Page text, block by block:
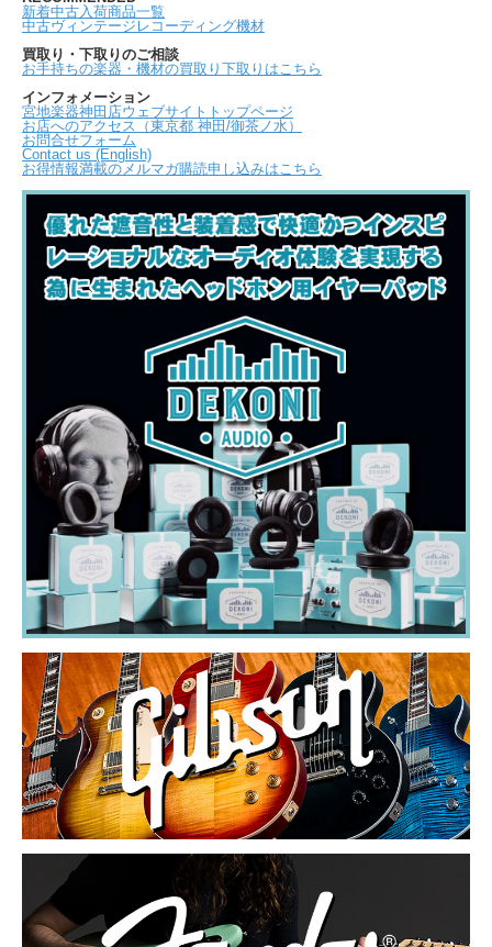
新着中古入荷商品一覧
中古ヴィンテージレコーディング機材
買取り・下取りのご相談
お手持ちの楽器・機材の買取り下取りはこちら
インフォメーション
宮地楽器神田店ウェブサイトトップページ
お店へのアクセス（東京都 神田/御茶ノ水）
お問合せフォーム
Contact us (English)
お得情報満載のメルマガ購読申し込みはこちら